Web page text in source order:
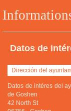
Datos de
Dirección del
Datos de intéres del
de Goshen
42 North St